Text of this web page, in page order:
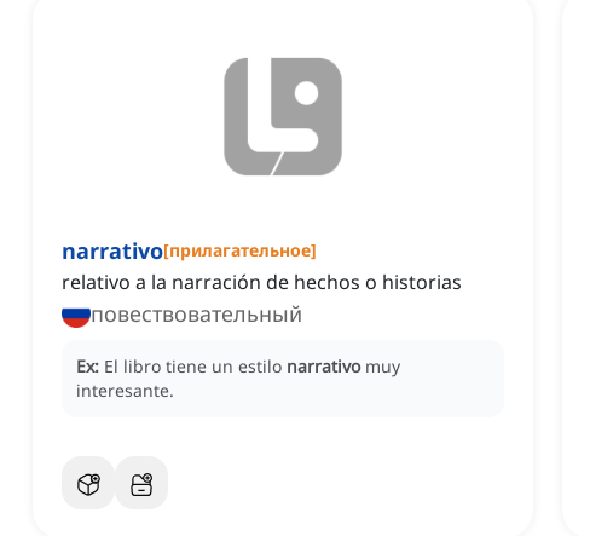
narrativo[прилагательное]
relativo a la narración de hechos o historias
повествовательный
Ex: El libro tiene un estilo narrativo muy
interesante.